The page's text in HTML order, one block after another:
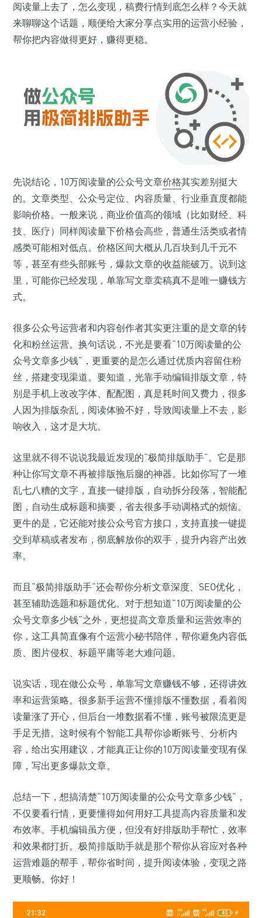
阅读量上去了，怎么变现，稿费行情到底怎么样？今天就
来聊聊这个话题，顺便给大家分享点实用的运营小经验，
帮你把内容做得更好，赚得更稳。
先说结论，10万阅读量的公众号文章价格其实差别挺大
的。文章类型、公众号定位、内容质量、行业垂直度都能
影响价格。一般来说，商业价值高的领域（比如财经、科
技、医疗）同样阅读量下价格会高些，普通生活类或者情
感类可能相对低点。价格区间大概从几百块到几千元不
等，甚至有些头部账号，爆款文章的收益能破万。说到这
里，可能你已经发现，单靠写文章卖稿真不是唯一赚钱方
式。
很多公众号运营者和内容创作者其实更注重的是文章的转
化和粉丝运营。换句话说，不光是要看“10万阅读量的公
众号文章多少钱”，更重要的是怎么通过优质内容留住粉
丝，搭建变现渠道。要知道，光靠手动编辑排版文章，特
别是手机上改改字体、配配图，真是耗时间又费力，很多
人因为排版杂乱，阅读体验不好，导致阅读量上不去，影
响收入，这才是大坑。
这里就不得不说说我最近发现的“极简排版助手”。它是那
种让你写文章不再被排版拖后腿的神器。比如你写了一堆
乱七八糟的文字，直接一键排版，自动拆分段落，智能配
图，自动生成标题和摘要，省去很多手动调格式的烦恼。
更牛的是，它还能对接公众号官方接口，支持直接一键提
交到草稿或者发布，彻底解放你的双手，提升内容产出效
率。
而且“极简排版助手”还会帮你分析文章深度、SEO优化，
甚至辅助选题和标题优化。对于想知道“10万阅读量的公
众号文章多少钱”之外，更想提高文章质量和运营效率的
你，这工具简直像有个运营小秘书陪伴，帮你避免内容低
质、图片侵权、标题平庸等老大难问题。
说实话，现在做公众号，单靠写文章赚钱不够，还得讲效
率和运营策略。很多新手运营不懂排版不懂数据，看着阅
读量涨了开心，但后台一堆数据看不懂，账号被限流更是
手足无措。这时候有个智能工具帮你诊断账号、分析内
容，给出实用建议，才能真正让你的10万阅读量变现有保
障，写出更多爆款文章。
总结一下，想搞清楚“10万阅读量的公众号文章多少钱”，
不仅要看行情，更要懂得如何用好工具提高内容质量和发
布效率。手机编辑虽方便，但没有好排版助手帮忙，效率
和效果都打折。极简排版助手就是那个帮你从容应对各种
运营难题的帮手，帮你省时间，提升阅读体验，变现之路
更顺畅。你好！